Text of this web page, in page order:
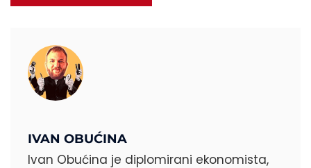
IVAN OBUĆINA
Ivan Obućina je diplomirani ekonomista,